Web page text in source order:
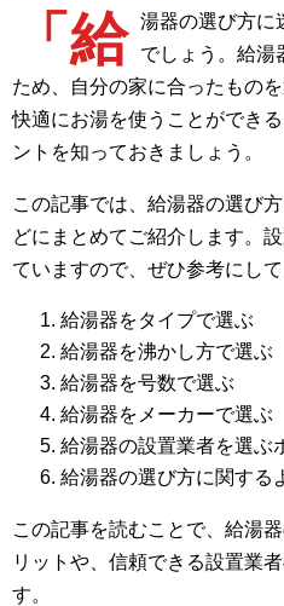
「給 湯器の選び方に
でしょう。給湯
ため、自分の家に合ったもの
快適にお湯を使うことができ
ントを知っておきましょう。
この記事では、給湯器の選び
どにまとめてご紹介します。
ていますので、ぜひ参考にして
給湯器をタイプで選ぶ
給湯器を沸かし方で選ぶ
給湯器を号数で選ぶ
給湯器をメーカーで選ぶ
給湯器の設置業者を選ぶ
給湯器の選び方に関する
この記事を読むことで、給湯
リットや、信頼できる設置業
す。